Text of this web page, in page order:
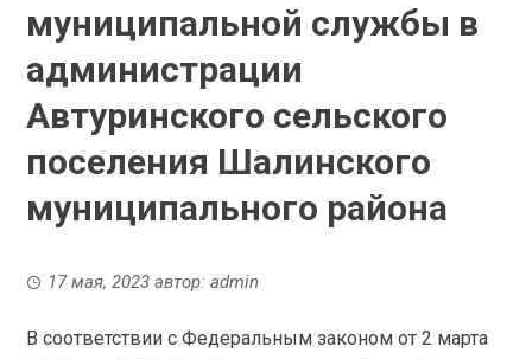
муниципальной службы в
администрации
Автуринского сельского
поселения Шалинского
муниципального района
17 мая, 2023 автор:admin
В соответствии с Федеральным законом от 2 марта